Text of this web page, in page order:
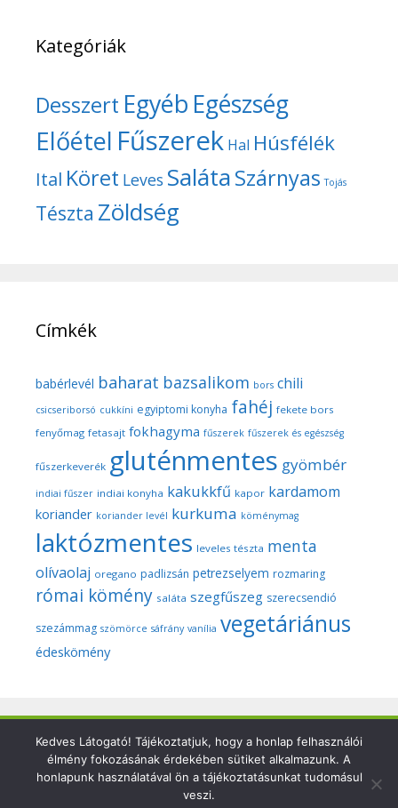
Kategóriák
Desszert Egyéb Egészség
Előétel Fűszerek Hal Húsfélék
Ital Köret Leves SalátaSzárnyas Tojás
Tészta Zöldség
Címkék
babérlevél baharat bazsalikom bors chili
csicseriborsó cukkíni egyiptomi konyha fahéj fekete bors
fenyőmag fetasajt fokhagyma fűszerek fűszerek és egészség
fűszerkeverék gluténmentes gyömbér
indiai fűszer indiai konyha kakukkfű kapor kardamom
koriander koriander levél kurkuma köménymag
laktózmentes leveles tészta menta
olívaolaj oregano padlizsán petrezselyem rozmaring
római kömény saláta szegfűszeg szerecsendió
szezámmag szömörce sáfrány vanília vegetáriánus
édeskömény
Copyright © 2026 Szegedi Fűszeres - Minden fotó és anyag
ezen a weboldalon a szerző (Dr. Nyári Zsuzsa) kizárólagos
tulajdonát képezi és a nemzetközi szerzői jogi törvények
védik.Felhasználásuk csak a szerző írásbeli engedélyével
Kedves Látogató! Tájékoztatjuk, hogy a honlap felhasználói
élmény fokozásának érdekében sütiket alkalmazunk. A
honlapunk használatával ön a tájékoztatásunkat tudomásul
veszi.